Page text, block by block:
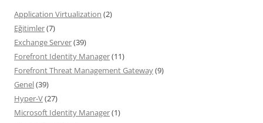
Application Virtualization (2)
Eğitimler(7)
Exchange Server(39)
Forefront Identity Manager(11)
Forefront Threat Management Gateway(9)
Genel(39)
Hyper-V(27)
Microsoft Identity Manager(1)